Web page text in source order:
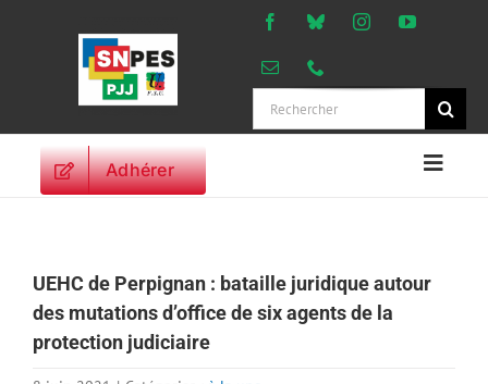
Rechercher:
Adhérer
ORIENTATIONS
PROFESSIONNELLES
UEHC de Perpignan : bataille juridique autour
des mutations d’office de six agents de la
protection judiciaire